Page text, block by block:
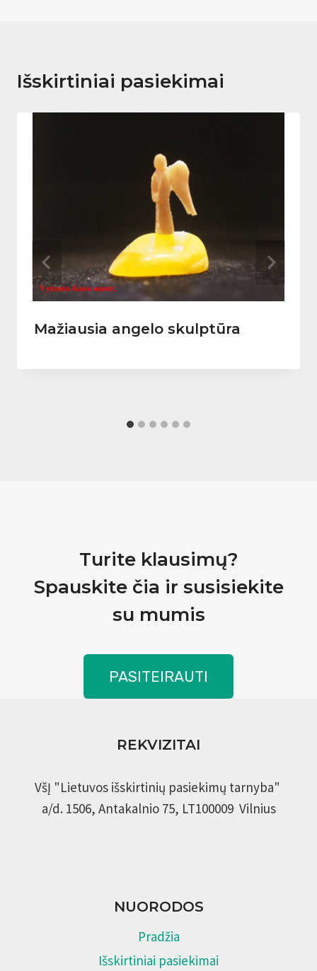
Išskirtiniai pasiekimai
Mažiausia angelo skulptūra
Turite klausimų?
Spauskite čia ir susisiekite
su mumis
PASITEIRAUTI
REKVIZITAI
VšĮ "Lietuvos išskirtinių pasiekimų tarnyba"
a/d. 1506, Antakalnio 75, LT100009 Vilnius
NUORODOS
Pradžia
Išskirtiniai pasiekimai